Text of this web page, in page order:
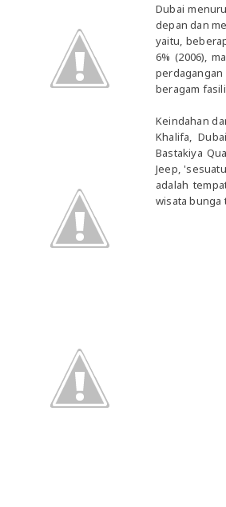
Dubai
depan dan
yaitu,
6% (2006),
perdagangan
beragam
Keindahan
Khalifa,
Bastakiya
Jeep,
adalah
wisata bunga